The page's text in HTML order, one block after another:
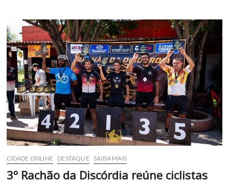
contar
com
apoio
em
saúde
mental
pelo
Meu
SUS
Digital
CIDADE ONLINE DESTAQUE SAIBA MAIS
3º Rachão da Discórdia reúne ciclistas